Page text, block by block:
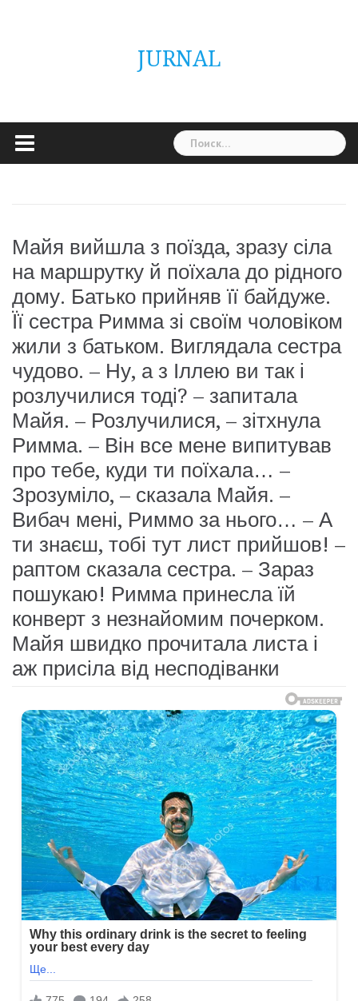
JURNAL
Найти:
Майя вийшла з поїзда, зразу сіла
на маршрутку й поїхала до рідного
дому. Батько прийняв її байдуже.
Її сестра Римма зі своїм чоловіком
жили з батьком. Виглядала сестра
чудово. – Ну, а з Іллею ви так і
розлучилися тоді? – запитала
Майя. – Розлучилися, – зітхнула
Римма. – Він все мене випитував
про тебе, куди ти поїхала… –
Зрозуміло, – сказала Майя. –
Вибач мені, Риммо за нього… – А
ти знаєш, тобі тут лист прийшов! –
раптом сказала сестра. – Зараз
пошукаю! Римма принесла їй
конверт з незнайомим почерком.
Майя швидко прочитала листа і
аж присіла від несподіванки